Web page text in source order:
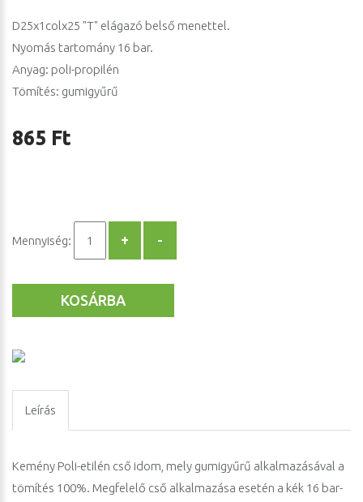
D25x1colx25 "T" elágazó belső menettel.
Nyomás tartomány 16 bar.
Anyag: poli-propilén
Tömítés: gumigyűrű
865 Ft
Mennyiség:
KOSÁRBA
Leírás
Kemény Poli-etilén cső idom, mely gumigyűrű alkalmazásával a
tömítés 100%. Megfelelő cső alkalmazása esetén a kék 16 bar-